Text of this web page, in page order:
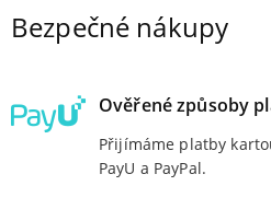
Bezpečné nákupy
Ověřené způsoby
Přijímáme platby
PayU a PayPal.